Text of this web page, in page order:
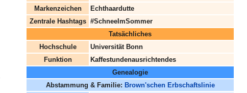
Markenzeichen
Echthaardutte
Zentrale Hashtags #SchneeImSommer
Tatsächliches
Hochschule
Universität Bonn
Funktion
Kaffestundenausrichtendes
Genealogie
Abstammung & Familie: Brown'schen Erbschaftslinie